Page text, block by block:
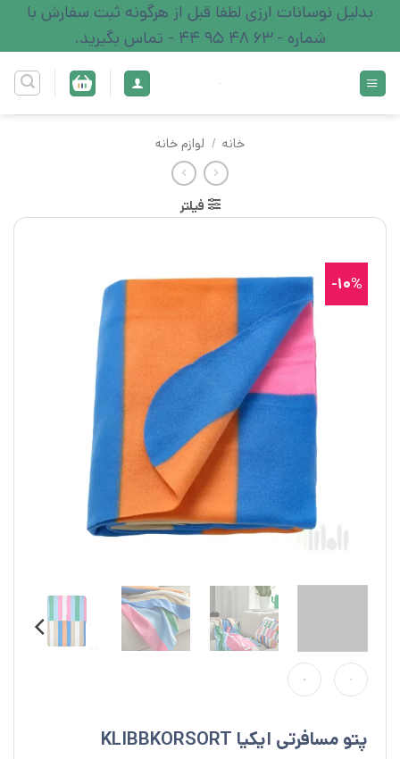
content
بدلیل نوسانات ارزی لطفا قبل از هرگونه ثبت سفارش با
شماره - 63 48 95 44 - تماس بگیرید.
خانه / لوازم خانه
فیلتر
10%-
پتو مسافرتی ایکیا KLIBBKORSORT